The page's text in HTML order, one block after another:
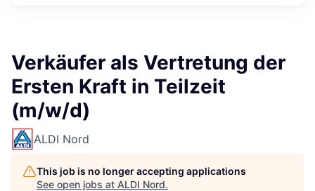
Verkäufer als Vertretung der
Ersten Kraft in Teilzeit
(m/w/d)
ALDI Nord
This job is no longer accepting applications
See open jobs at ALDI Nord.